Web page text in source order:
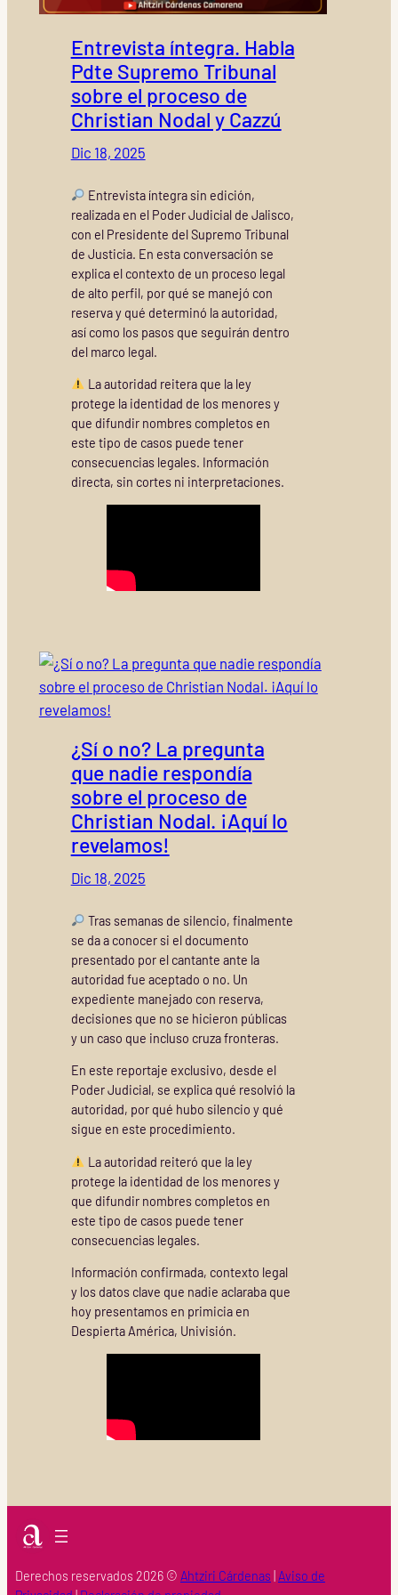
Entrevista íntegra. Habla
Pdte Supremo Tribunal
sobre el proceso de
Christian Nodal y Cazzú
Dic 18, 2025
Entrevista íntegra sin edición,
realizada en el Poder Judicial de Jalisco,
con el Presidente del Supremo Tribunal
de Justicia. En esta conversación se
explica el contexto de un proceso legal
de alto perfil, por qué se manejó con
reserva y qué determinó la autoridad,
así como los pasos que seguirán dentro
del marco legal.
La autoridad reitera que la ley
protege la identidad de los menores y
que difundir nombres completos en
este tipo de casos puede tener
consecuencias legales. Información
directa, sin cortes ni interpretaciones.
¿Sí o no? La pregunta
que nadie respondía
sobre el proceso de
Christian Nodal. ¡Aquí lo
revelamos!
Dic 18, 2025
Tras semanas de silencio, finalmente
se da a conocer si el documento
presentado por el cantante ante la
autoridad fue aceptado o no. Un
expediente manejado con reserva,
decisiones que no se hicieron públicas
y un caso que incluso cruza fronteras.
En este reportaje exclusivo, desde el
Poder Judicial, se explica qué resolvió la
autoridad, por qué hubo silencio y qué
sigue en este procedimiento.
La autoridad reiteró que la ley
protege la identidad de los menores y
que difundir nombres completos en
este tipo de casos puede tener
consecuencias legales.
Información confirmada, contexto legal
y los datos clave que nadie aclaraba que
hoy presentamos en primicia en
Despierta América, Univisión.
Derechos reservados 2026 © Ahtziri Cárdenas Aviso de